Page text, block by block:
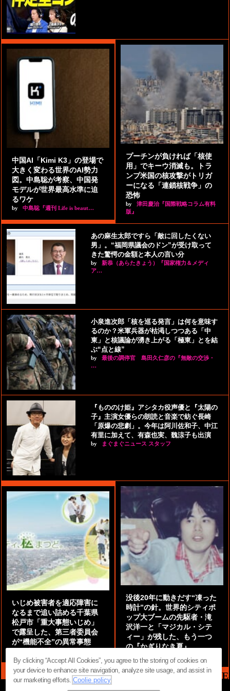
中国AI「Kimi K3」の登場で
大きく変わる世界のAI勢力
図。中島聡が考察、中国発
モデルが世界最高水準に迫
るワケ
by 中島聡『週刊 Life is beaut…
プーチンが負ければ「核使
用」でキーウ消滅も。トラ
ンプ米国の核攻撃がトリガ
ーになる「連鎖核戦争」の
恐怖
by
津田慶治『国際戦略コラム有料
版』
あの麻生太郎ですら「敵に回したくない
男」。“福岡県議会のドン”が受け取って
きた驚愕の金額と本人の言い分
by
新恭（あらたきょう）『国家権力＆メディ
ア…
小泉進次郎「核を巡る発言」は何を意味す
るのか？米軍兵器が枯渇しつつある「中
東」と核議論が湧き上がる「極東」とを結
ぶ“点と線”
by
最後の調停官 島田久仁彦の『無敵の交渉・
…
『もののけ姫』アシタカ役声優と『太陽の
子』主演女優らの朗読と音楽で紡ぐ長崎
「原爆の悲劇」。今年は阿川佐和子、中江
有里に加えて、有森也実、魏涼子も出演
by まぐまぐニュース スタッフ
いじめ被害者を適応障害に
なるまで追い詰める千葉県
松戸市「重大事態いじめ」
で露呈した、第三者委員会
が“機能不全”の異常事態
没後20年に動きだす“凍った
時計”の針。世界的シティポ
ップ大ブームの先駆者・滝
沢洋一と「マジカル・シテ
ィー」が残した、もう一つ
の『かぎりなき夏』
MAG2 NEWS HEADLINE
By clicking “Accept All Cookies”, you agree to the storing of cookies on
your device to enhance site navigation, analyze site usage, and assist in
our marketing efforts.Coolie policy